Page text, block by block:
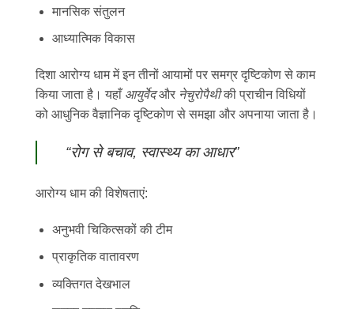
मानसिक संतुलन
आध्यात्मिक विकास
दिशा आरोग्य धाम में इन तीनों आयामों पर समग्र दृष्टिकोण से काम
किया जाता है। यहाँ आयुर्वेदऔर नेचुरोपैथीकी प्राचीन विधियों
को आधुनिक वैज्ञानिक दृष्टिकोण से समझा और अपनाया जाता है।
“रोग से बचाव, स्वास्थ्य का आधार”
आरोग्य धाम की विशेषताएं:
अनुभवी चिकित्सकों की टीम
प्राकृतिक वातावरण
व्यक्तिगत देखभाल